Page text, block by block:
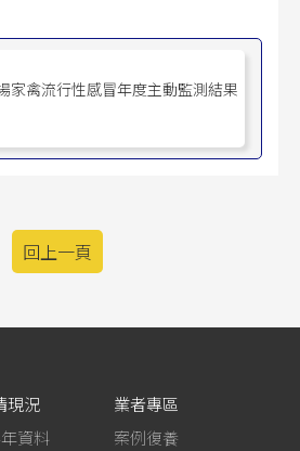
家禽流行性感冒年度主動監測結果
回上一頁
現況
資料
業者專區
案例復養